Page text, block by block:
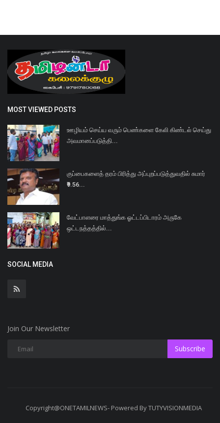
MOST VIEWED POSTS
ஊழியம் செய்ய வரும் பெண்களை கேலி கிண்டல் செய்து
அவமானப்படுத்தி...
குப்பைகளைத் தரம் பிரித்து அப்புறப்படுத்துவதில் சுமார்
₹9.56...
வேட்பாளரை மாத்துங்க ஓட்டப்பிடாரம் அருகே
ஒட்டநத்தத்தில்...
SOCIAL MEDIA
Join Our Newsletter
Subscribe
Copyright@ONETAMILNEWS- Powered By TUTYVISIONMEDIA